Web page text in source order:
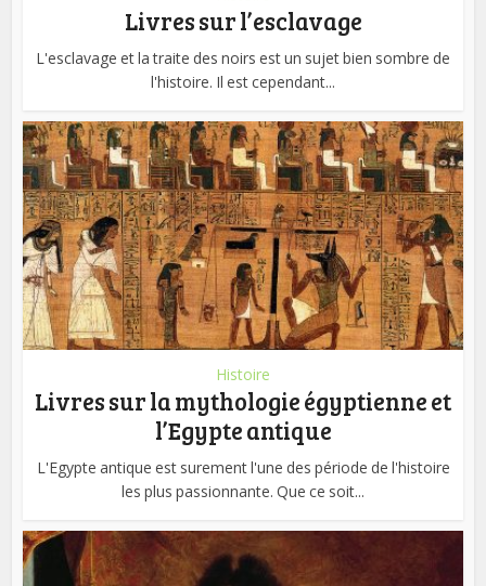
Livres sur l’esclavage
L'esclavage et la traite des noirs est un sujet bien sombre de
l'histoire. Il est cependant...
Histoire
Livres sur la mythologie égyptienne et
l’Egypte antique
L'Egypte antique est surement l'une des période de l'histoire
les plus passionnante. Que ce soit...